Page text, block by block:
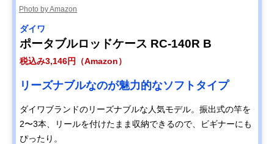
Photo by Amazon
ダイワ
ポータブルロッドケース RC-140R B
税込み3,146円（Amazon）
リーズナブルなのが魅力的なソフトタイプ
ダイワブランドのリーズナブルな人気モデル。振出式の竿を
2〜3本、リールを付けたまま収納できるので、ビギナーにも
ぴったり。